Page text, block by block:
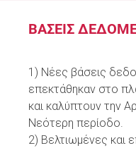
ΒΑΣΕΙΣ
1) Νέες βάσεις
επεκτάθηκαν στο
και καλύπτουν την
Νεότερη περίοδο.
2) Βελτιωμένες και